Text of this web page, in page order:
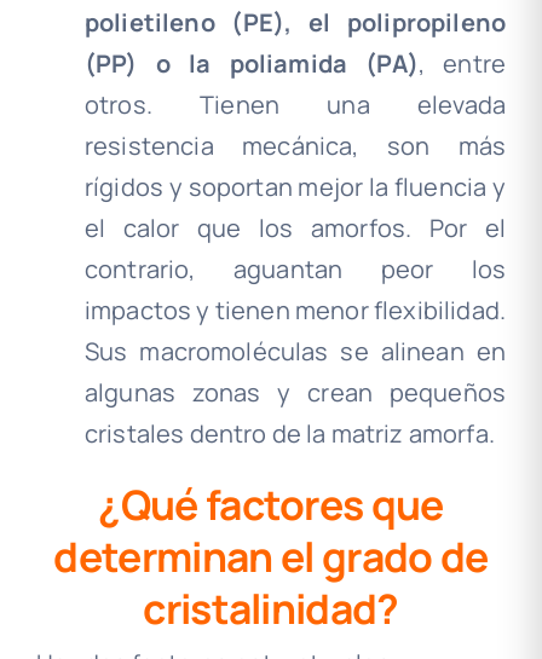
polietileno (PE), el polipropileno
(PP) o la poliamida (PA), entre
otros. Tienen una elevada
resistencia mecánica, son más
rígidos y soportan mejor la fluencia y
el calor que los amorfos. Por el
contrario, aguantan peor los
impactos y tienen menor flexibilidad.
Sus macromoléculas se alinean en
algunas zonas y crean pequeños
cristales dentro de la matriz amorfa.
¿Qué factores que
determinan el grado de
cristalinidad?